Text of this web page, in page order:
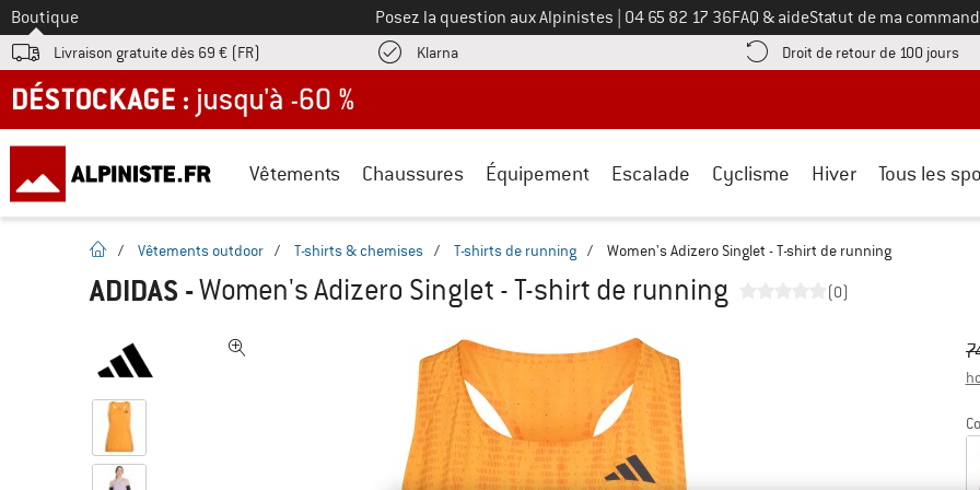
Vers le
Boutique Posez la question aux Alpinistes Appelez-nous au
04 65 82 17 36FAQ & aideStatut de ma
Livraison gratuite dès 69 € (FR) KlarnaTrouve les informations de paiement ici ! Ouvre une boîte d'information
Droit de retour de 100 jours
DÉSTOCKAGE : jusqu'à -60 %
Vêtements Chaussures Équipement Escalade Cyclisme Hiver Tous les
Page d'accueil
/ Vêtements outdoor / T-shirts & chemises / T-shirts de running / Women's Adizero Singlet - T-shirt de running
ADIDAS -Women's Adizero Singlet - T-shirt de running (0)